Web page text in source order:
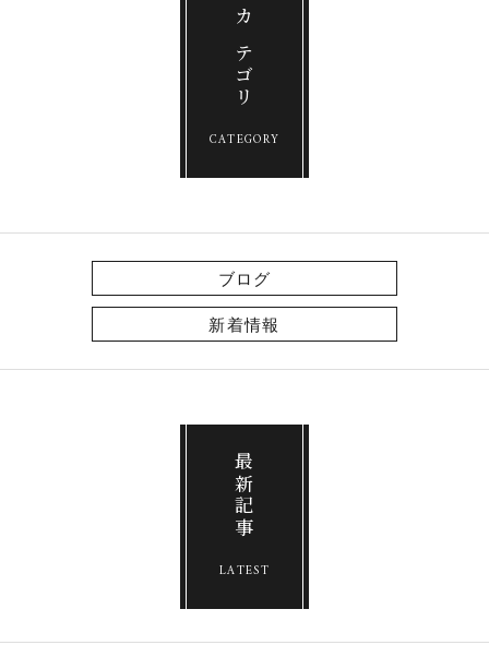
カテゴリ
CATEGORY
ブログ
新着情報
最新記事
LATEST